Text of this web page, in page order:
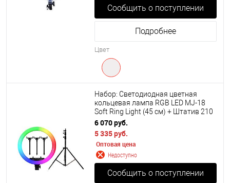
Сообщить о поступлении
Подробнее
Цвет
Набор: Светодиодная цветная
кольцевая лампа RGB LED MJ-18
Soft Ring Light (45 см) + Штатив 210
см.
6 070 руб.
5 335 руб.
Оптовая цена
Недоступно
Сообщить о поступлении